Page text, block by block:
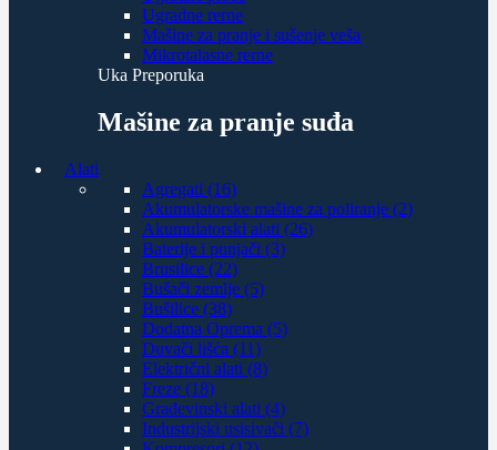
Ugradne rerne
Mašine za pranje i sušenje veša
Mikrotalasne rerne
Uka Preporuka
Mašine za pranje suđa
Alati
Agregati (16)
Akumulatorske mašine za poliranje (2)
Akumulatorski alati (26)
Baterije i punjači (3)
Brusilice (22)
Bušači zemlje (5)
Bušilice (38)
Dodatna Oprema (5)
Duvači lišća (11)
Električni alati (8)
Freze (18)
Građevinski alati (4)
Industrijski usisivači (7)